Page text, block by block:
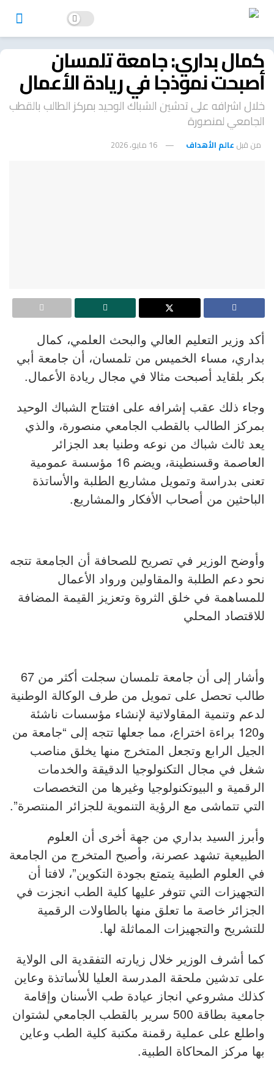
كمال بداري: جامعة تلمسان
أصبحت نموذجا في ريادة الأعمال
خلال اشرافه على تدشين الشباك الوحيد بمركز الطالب بالقطب
الجامعي لمنصورة
من قبل عالم الأهداف 16 مايو، 2026
أكد وزير التعليم العالي والبحث العلمي، كمال
بداري، مساء الخميس من تلمسان، أن جامعة أبي
بكر بلقايد أصبحت مثالا في مجال ريادة الأعمال.
وجاء ذلك عقب إشرافه على افتتاح الشباك الوحيد
بمركز الطالب بالقطب الجامعي منصورة، والذي
يعد ثالث شباك من نوعه وطنيا بعد الجزائر
العاصمة وقسنطينة، ويضم 16 مؤسسة عمومية
تعنى بدراسة وتمويل مشاريع الطلبة والأساتذة
الباحثين من أصحاب الأفكار والمشاريع.
وأوضح الوزير في تصريح للصحافة أن الجامعة تتجه
نحو دعم الطلبة والمقاولين ورواد الأعمال
للمساهمة في خلق الثروة وتعزيز القيمة المضافة
للاقتصاد المحلي
وأشار إلى أن جامعة تلمسان سجلت أكثر من 67
طالب تحصل على تمويل من طرف الوكالة الوطنية
لدعم وتنمية المقاولاتية لإنشاء مؤسسات ناشئة
و120 براءة اختراع، مما جعلها تتجه إلى “جامعة من
الجيل الرابع وتجعل المتخرج منها يخلق مناصب
شغل في مجال التكنولوجيا الدقيقة والخدمات
الرقمية و البيوتكنولوجيا وغيرها من التخصصات
التي تتماشى مع الرؤية التنموية للجزائر المنتصرة”.
وأبرز السيد بداري من جهة أخرى أن العلوم
الطبيعية تشهد عصرنة، وأصبح المتخرج من الجامعة
في العلوم الطبية يتمتع بجودة التكوين”، لافتا أن
التجهيزات التي تتوفر عليها كلية الطب انجزت في
الجزائر خاصة ما تعلق منها بالطاولات الرقمية
للتشريح والتجهيزات المماثلة لها.
كما أشرف الوزير خلال زيارته التفقدية الى الولاية
على تدشين ملحقة المدرسة العليا للأساتذة وعاين
كذلك مشروعي انجاز عيادة طب الأسنان وإقامة
جامعية بطاقة 500 سرير بالقطب الجامعي لشتوان
واطلع على عملية رقمنة مكتبة كلية الطب وعاين
بها مركز المحاكاة الطبية.